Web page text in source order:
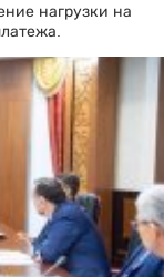
нагрузки на